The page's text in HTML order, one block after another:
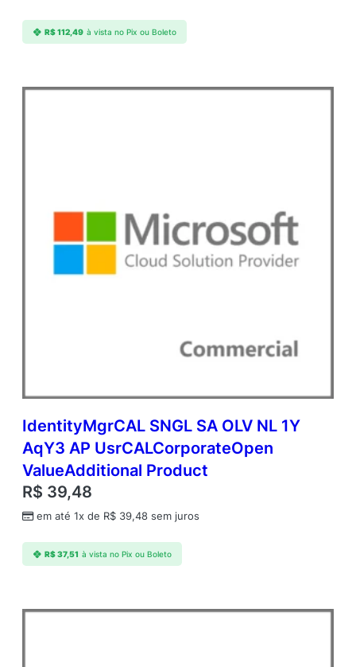
R$112,49 à vista no Pix ou Boleto
IdentityMgrCAL SNGL SA OLV NL 1Y
AqY3 AP UsrCALCorporateOpen
ValueAdditional Product
R$ 39,48
em até 1x de R$ 39,48 sem juros
R$37,51 à vista no Pix ou Boleto